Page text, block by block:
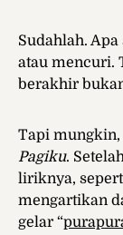
Sudahlah.
atau mencuri.
berakhir
Tapi
Pagiku.
liriknya,
mengartikan
gelar “